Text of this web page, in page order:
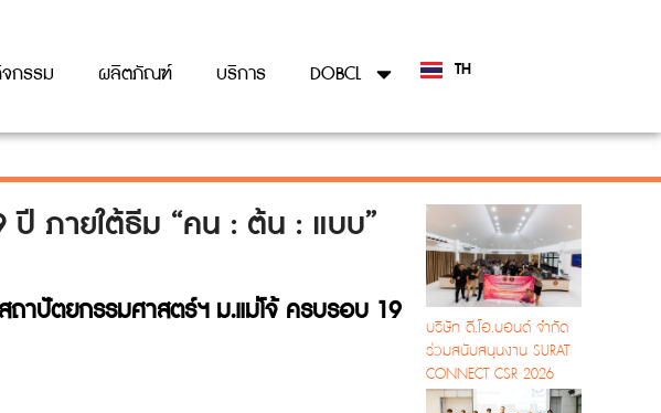
กรรม ผลิตภัณฑ์ บริการ DOBCL TH
EN
ภายใต้ธีม “คน : ต้น : แบบ”
าปัตยกรรมศาสตร์ฯ ม.แม่โจ้ ครบรอบ 19
บริษัท ดี.โอ.บอนด์ จำกัด
ร่วมสนับสนุนงาน SURAT
CONNECT CSR 2026